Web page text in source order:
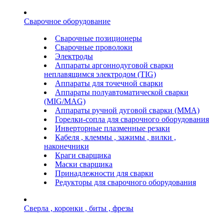
Сварочное оборудование
Сварочные позиционеры
Сварочные проволоки
Электроды
Аппараты аргоннодуговой сварки
неплавящимся электродом (TIG)
Аппараты для точечной сварки
Аппараты полуавтоматической сварки
(MIG/MAG)
Аппараты ручной дуговой сварки (ММА)
Горелки-сопла для сварочного оборудования
Инверторные плазменные резаки
Кабеля , клеммы , зажимы , вилки ,
наконечники
Краги сварщика
Маски сварщика
Принадлежности для сварки
Редукторы для сварочного оборудования
Сверла , коронки , биты , фрезы